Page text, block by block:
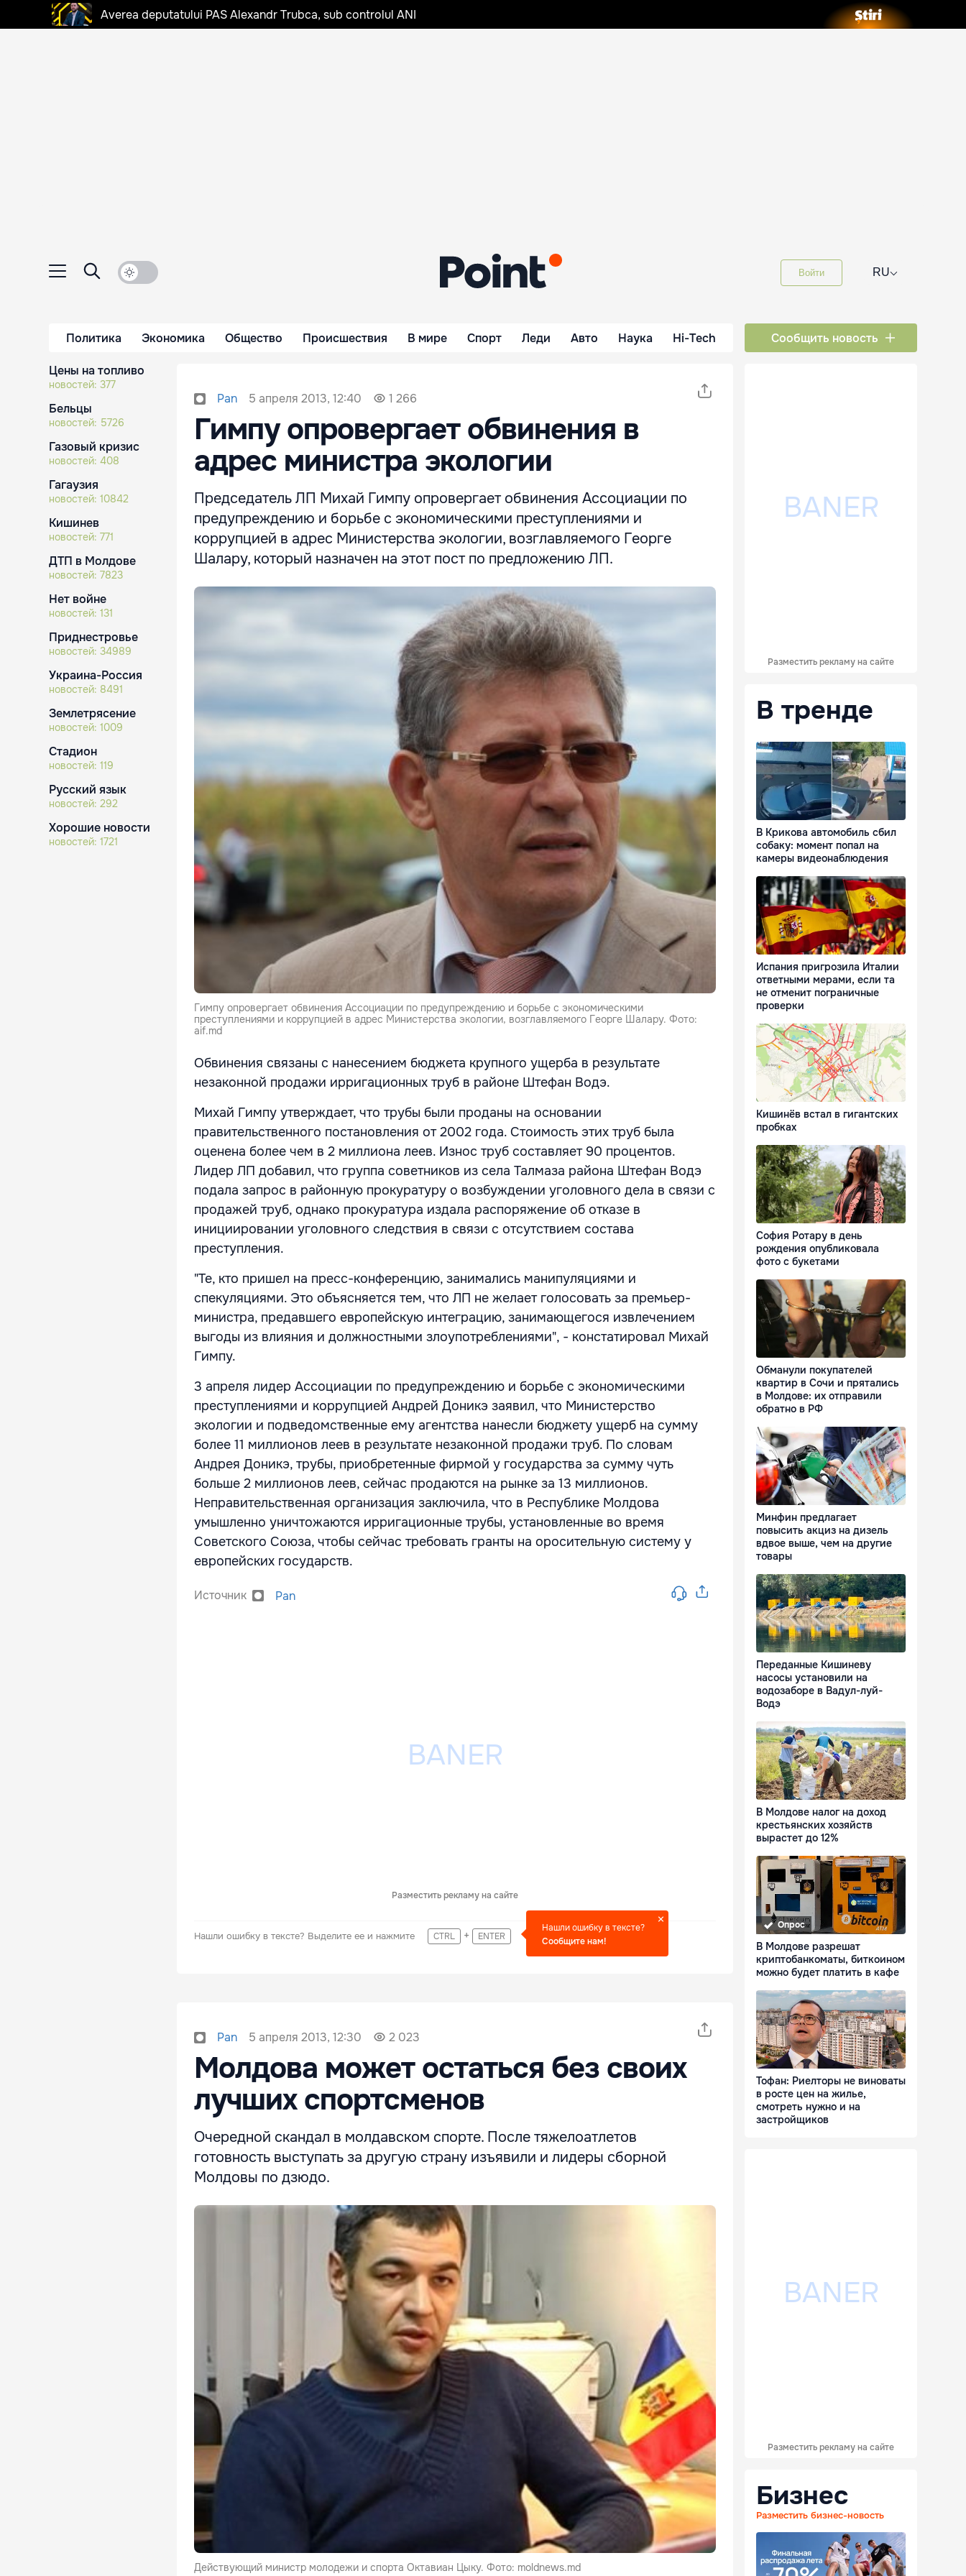
Averea deputatului PAS Alexandr Trubca, sub controlul ANI
Войти RU⌵
Политика Экономика Общество Происшествия В мире Спорт Леди Авто Наука Hi-Tech Сообщить новость
Цены на топливо
новостей: 377
Бельцы
новостей: 5726
Газовый кризис
новостей: 408
Гагаузия
новостей: 10842
Кишинев
новостей: 771
ДТП в Молдове
новостей: 7823
Нет войне
новостей: 131
Приднестровье
новостей: 34989
Украина-Россия
новостей: 8491
Землетрясение
новостей: 1009
Стадион
новостей: 119
Русский язык
новостей: 292
Хорошие новости
новостей: 1721
Pan 5 апреля 2013, 12:40 1 266
Гимпу опровергает обвинения в
адрес министра экологии
Председатель ЛП Михай Гимпу опровергает обвинения Ассоциации по
предупреждению и борьбе с экономическими преступлениями и
коррупцией в адрес Министерства экологии, возглавляемого Георге
Шалару, который назначен на этот пост по предложению ЛП.
Гимпу опровергает обвинения Ассоциации по предупреждению и борьбе с экономическими
преступлениями и коррупцией в адрес Министерства экологии, возглавляемого Георге Шалару. Фото:
aif.md
Обвинения связаны с нанесением бюджета крупного ущерба в результате
незаконной продажи ирригационных труб в районе Штефан Водэ.
Михай Гимпу утверждает, что трубы были проданы на основании
правительственного постановления от 2002 года. Стоимость этих труб была
оценена более чем в 2 миллиона леев. Износ труб составляет 90 процентов.
Лидер ЛП добавил, что группа советников из села Талмаза района Штефан Водэ
подала запрос в районную прокуратуру о возбуждении уголовного дела в связи с
продажей труб, однако прокуратура издала распоряжение об отказе в
инициировании уголовного следствия в связи с отсутствием состава
преступления.
"Те, кто пришел на пресс-конференцию, занимались манипуляциями и
спекуляциями. Это объясняется тем, что ЛП не желает голосовать за премьер-
министра, предавшего европейскую интеграцию, занимающегося извлечением
выгоды из влияния и должностными злоупотреблениями", - констатировал Михай
Гимпу.
3 апреля лидер Ассоциации по предупреждению и борьбе с экономическими
преступлениями и коррупцией Андрей Доникэ заявил, что Министерство
экологии и подведомственные ему агентства нанесли бюджету ущерб на сумму
более 11 миллионов леев в результате незаконной продажи труб. По словам
Андрея Доникэ, трубы, приобретенные фирмой у государства за сумму чуть
больше 2 миллионов леев, сейчас продаются на рынке за 13 миллионов.
Неправительственная организация заключила, что в Республике Молдова
умышленно уничтожаются ирригационные трубы, установленные во время
Советского Союза, чтобы сейчас требовать гранты на оросительную систему у
европейских государств.
Источник Pan
Разместить рекламу на сайте
Нашли ошибку в тексте? Выделите ее и нажмите CTRL + ENTER
Нашли ошибку в тексте?
Сообщите нам!
Pan 5 апреля 2013, 12:30 2 023
Молдова может остаться без своих
лучших спортсменов
Очередной скандал в молдавском спорте. После тяжелоатлетов
готовность выступать за другую страну изъявили и лидеры сборной
Молдовы по дзюдо.
Действующий министр молодежи и спорта Октавиан Цыку. Фото: moldnews.md
Разместить рекламу на сайте
В тренде
В Крикова автомобиль сбил
собаку: момент попал на
камеры видеонаблюдения
Испания пригрозила Италии
ответными мерами, если та
не отменит пограничные
проверки
Кишинёв встал в гигантских
пробках
София Ротару в день
рождения опубликовала
фото с букетами
Обманули покупателей
квартир в Сочи и прятались
в Молдове: их отправили
обратно в РФ
Минфин предлагает
повысить акциз на дизель
вдвое выше, чем на другие
товары
Переданные Кишиневу
насосы установили на
водозаборе в Вадул-луй-
Водэ
В Молдове налог на доход
крестьянских хозяйств
вырастет до 12%
Опрос
В Молдове разрешат
криптобанкоматы, биткоином
можно будет платить в кафе
Тофан: Риелторы не виноваты
в росте цен на жилье,
смотреть нужно и на
застройщиков
Разместить рекламу на сайте
Бизнес
Разместить бизнес-новость